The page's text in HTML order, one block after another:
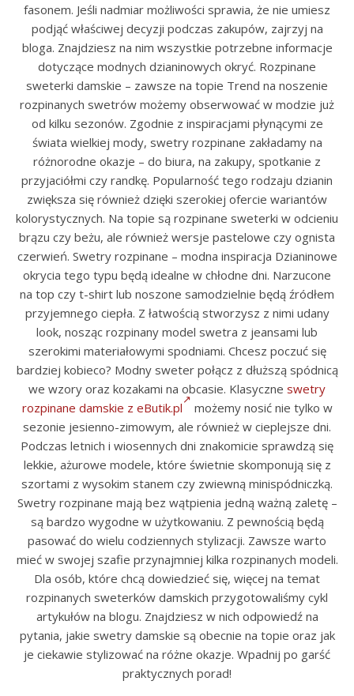
fasonem. Jeśli nadmiar możliwości sprawia, że nie umiesz
podjąć właściwej decyzji podczas zakupów, zajrzyj na
bloga. Znajdziesz na nim wszystkie potrzebne informacje
dotyczące modnych dzianinowych okryć. Rozpinane
sweterki damskie – zawsze na topie Trend na noszenie
rozpinanych swetrów możemy obserwować w modzie już
od kilku sezonów. Zgodnie z inspiracjami płynącymi ze
świata wielkiej mody, swetry rozpinane zakładamy na
różnorodne okazje – do biura, na zakupy, spotkanie z
przyjaciółmi czy randkę. Popularność tego rodzaju dzianin
zwiększa się również dzięki szerokiej ofercie wariantów
kolorystycznych. Na topie są rozpinane sweterki w odcieniu
brązu czy beżu, ale również wersje pastelowe czy ognista
czerwień. Swetry rozpinane – modna inspiracja Dzianinowe
okrycia tego typu będą idealne w chłodne dni. Narzucone
na top czy t-shirt lub noszone samodzielnie będą źródłem
przyjemnego ciepła. Z łatwością stworzysz z nimi udany
look, nosząc rozpinany model swetra z jeansami lub
szerokimi materiałowymi spodniami. Chcesz poczuć się
bardziej kobieco? Modny sweter połącz z dłuższą spódnicą
we wzory oraz kozakami na obcasie. Klasyczne swetry
rozpinane damskie z eButik.pl
możemy nosić nie tylko w
sezonie jesienno-zimowym, ale również w cieplejsze dni.
Podczas letnich i wiosennych dni znakomicie sprawdzą się
lekkie, ażurowe modele, które świetnie skomponują się z
szortami z wysokim stanem czy zwiewną minispódniczką.
Swetry rozpinane mają bez wątpienia jedną ważną zaletę –
są bardzo wygodne w użytkowaniu. Z pewnością będą
pasować do wielu codziennych stylizacji. Zawsze warto
mieć w swojej szafie przynajmniej kilka rozpinanych modeli.
Dla osób, które chcą dowiedzieć się, więcej na temat
rozpinanych sweterków damskich przygotowaliśmy cykl
artykułów na blogu. Znajdziesz w nich odpowiedź na
pytania, jakie swetry damskie są obecnie na topie oraz jak
je ciekawie stylizować na różne okazje. Wpadnij po garść
praktycznych porad!